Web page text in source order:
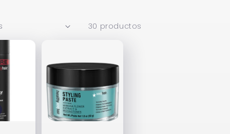
30 productos